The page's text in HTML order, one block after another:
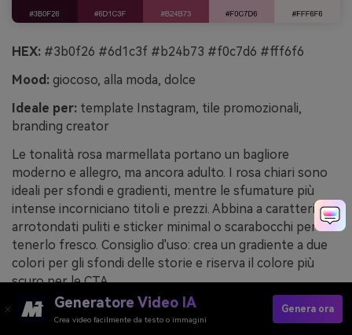
HEX: #3b0f26 #6d1c3f #b24b73 #f0c7d6 #fff6f6
Mood: giocoso, alla moda, dolce
Ideale per: template Instagram, tile promozionali,
branding creator
Le tonalità rosa marmellata portano un bagliore
moderno e allegro, ma ancora adulto. I rosa chiari sono
ideali per sfondi e gradienti, mentre le sfumature più
intense incorniciano titoli e prezzi. Abbina a caratteri
arrotondati puliti e sticker minimal o scarabocchi per
tenerlo fresco. Consiglio d'uso: crea un gradiente a due
colori per gli sfondi delle storie e riserva il colore più
scuro per le CTA.
Esempio di immagine di post social rose jam generato
tramite media.io
Generatore Video IA
Crea video facilmente da testo o immagini
Genera ora